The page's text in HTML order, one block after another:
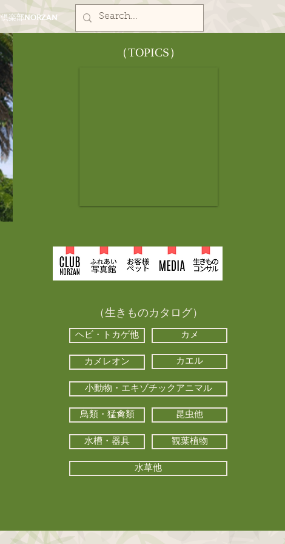
倶楽部NORZAN
​（TOPICS）
（生きものカタログ）
ヘビ・トカゲ他 カメ
カメレオン カエル
小動物・エキゾチックアニマル
鳥類・猛禽類 昆虫他
水槽・器具 観葉植物
水草他